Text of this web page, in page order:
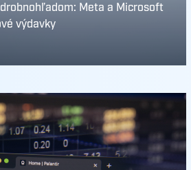
Meta a Microsoft
výdavky